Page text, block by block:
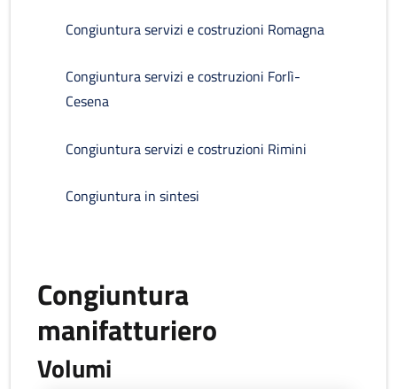
Congiuntura servizi e costruzioni Romagna
Congiuntura servizi e costruzioni Forlì-
Cesena
Congiuntura servizi e costruzioni Rimini
Congiuntura in sintesi
Congiuntura
manifatturiero
Volumi